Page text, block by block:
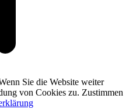
Sie die Website weiter
von Cookies zu. Zustimmen